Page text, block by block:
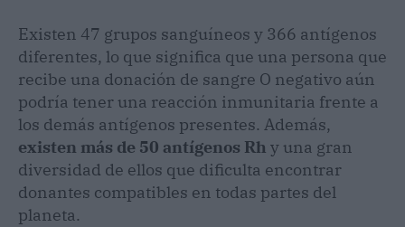
Existen 47 grupos sanguíneos y 366 antígenos
diferentes, lo que significa que una persona que
recibe una donación de sangre O negativo aún
podría tener una reacción inmunitaria frente a
los demás antígenos presentes. Además,
existen más de 50 antígenos Rh y una gran
diversidad de ellos que dificulta encontrar
donantes compatibles en todas partes del
planeta.